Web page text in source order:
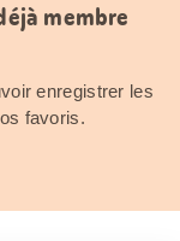
membre
enregistrer les
favoris.